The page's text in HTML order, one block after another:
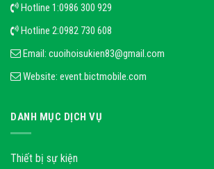
Hotline 1:0986 300 929
Hotline 2:0982 730 608
Email: cuoihoisukien83@gmail.com
Website: event.bictmobile.com
DANH MỤC DỊCH VỤ
Thiết bị sự kiện